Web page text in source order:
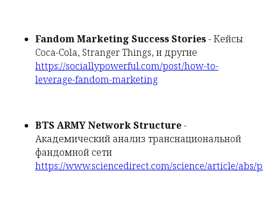
Fandom Marketing Success Stories- Кейсы
Coca-Cola, Stranger Things, и другие
https://sociallypowerful.com/post/how-to-
leverage-fandom-marketing
BTS ARMY Network Structure-
Академический анализ транснациональной
фандомной сети
https://www.sciencedirect.com/science/article/abs/